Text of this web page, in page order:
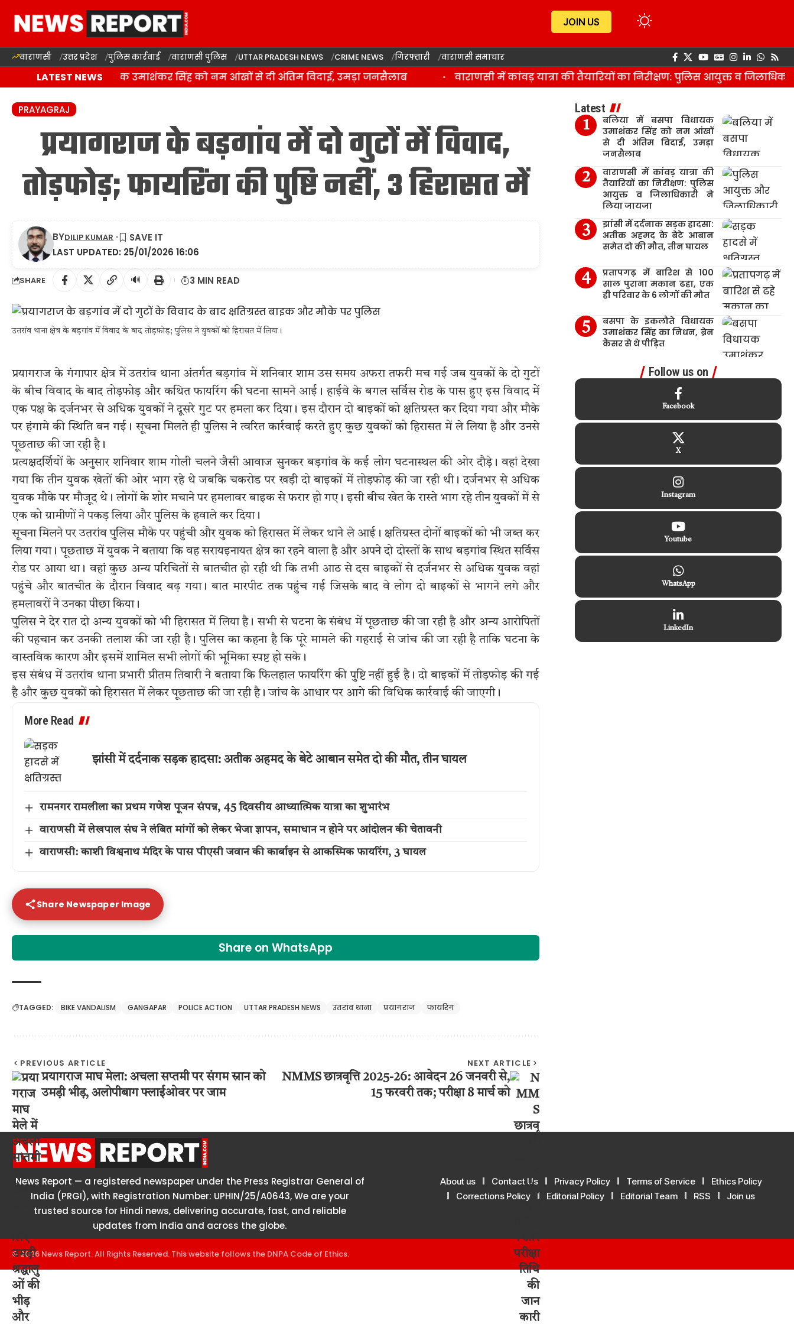
JOIN US
वाराणसी उत्तर प्रदेश पुलिस कार्रवाई वाराणसी पुलिस UTTAR PRADESH NEWS CRIME NEWS गिरफ्तारी वाराणसी समाचार
LATEST NEWS
बलिया में बसपा विधायक उमाशंकर सिंह को नम आंखों से दी अंतिम विदाई, उमड़ा जनसैलाब वाराणसी में कांवड़ यात्रा की तैयारियों का निरीक्षण: पुलिस आयुक्त व जिलाधिकारी
PRAYAGRAJ
प्रयागराज के बड़गांव में दो गुटों में विवाद,
तोड़फोड़; फायरिंग की पुष्टि नहीं, 3 हिरासत में
LAST UPDATED: 25/01/2026 16:06
BYDILIP KUMAR
SHARE 🔊 3 MIN READ
उतरांव थाना क्षेत्र के बड़गांव में विवाद के बाद तोड़फोड़; पुलिस ने युवकों को हिरासत में लिया।
प्रयागराज के गंगापार क्षेत्र में उतरांव थाना अंतर्गत बड़गांव में शनिवार शाम उस समय अफरा तफरी मच गई जब युवकों के दो गुटों
के बीच विवाद के बाद तोड़फोड़ और कथित फायरिंग की घटना सामने आई। हाईवे के बगल सर्विस रोड के पास हुए इस विवाद में
एक पक्ष के दर्जनभर से अधिक युवकों ने दूसरे गुट पर हमला कर दिया। इस दौरान दो बाइकों को क्षतिग्रस्त कर दिया गया और मौके
पर हंगामे की स्थिति बन गई। सूचना मिलते ही पुलिस ने त्वरित कार्रवाई करते हुए कुछ युवकों को हिरासत में ले लिया है और उनसे
पूछताछ की जा रही है।
प्रत्यक्षदर्शियों के अनुसार शनिवार शाम गोली चलने जैसी आवाज सुनकर बड़गांव के कई लोग घटनास्थल की ओर दौड़े। वहां देखा
गया कि तीन युवक खेतों की ओर भाग रहे थे जबकि चकरोड पर खड़ी दो बाइकों में तोड़फोड़ की जा रही थी। दर्जनभर से अधिक
युवक मौके पर मौजूद थे। लोगों के शोर मचाने पर हमलावर बाइक से फरार हो गए। इसी बीच खेत के रास्ते भाग रहे तीन युवकों में से
एक को ग्रामीणों ने पकड़ लिया और पुलिस के हवाले कर दिया।
सूचना मिलने पर उतरांव पुलिस मौके पर पहुंची और युवक को हिरासत में लेकर थाने ले आई। क्षतिग्रस्त दोनों बाइकों को भी जब्त कर
लिया गया। पूछताछ में युवक ने बताया कि वह सरायइनायत क्षेत्र का रहने वाला है और अपने दो दोस्तों के साथ बड़गांव स्थित सर्विस
रोड पर आया था। वहां कुछ अन्य परिचितों से बातचीत हो रही थी कि तभी आठ से दस बाइकों से दर्जनभर से अधिक युवक वहां
पहुंचे और बातचीत के दौरान विवाद बढ़ गया। बात मारपीट तक पहुंच गई जिसके बाद वे लोग दो बाइकों से भागने लगे और
हमलावरों ने उनका पीछा किया।
पुलिस ने देर रात दो अन्य युवकों को भी हिरासत में लिया है। सभी से घटना के संबंध में पूछताछ की जा रही है और अन्य आरोपितों
की पहचान कर उनकी तलाश की जा रही है। पुलिस का कहना है कि पूरे मामले की गहराई से जांच की जा रही है ताकि घटना के
वास्तविक कारण और इसमें शामिल सभी लोगों की भूमिका स्पष्ट हो सके।
इस संबंध में उतरांव थाना प्रभारी प्रीतम तिवारी ने बताया कि फिलहाल फायरिंग की पुष्टि नहीं हुई है। दो बाइकों में तोड़फोड़ की गई
है और कुछ युवकों को हिरासत में लेकर पूछताछ की जा रही है। जांच के आधार पर आगे की विधिक कार्रवाई की जाएगी।
More Read
झांसी में दर्दनाक सड़क हादसा: अतीक अहमद के बेटे आबान समेत दो की मौत, तीन घायल
रामनगर रामलीला का प्रथम गणेश पूजन संपन्न, 45 दिवसीय आध्यात्मिक यात्रा का शुभारंभ
वाराणसी में लेखपाल संघ ने लंबित मांगों को लेकर भेजा ज्ञापन, समाधान न होने पर आंदोलन की चेतावनी
वाराणसी: काशी विश्वनाथ मंदिर के पास पीएसी जवान की कार्बाइन से आकस्मिक फायरिंग, 3 घायल
Share Newspaper Image
Share on WhatsApp
TAGGED: BIKE VANDALISM GANGAPAR POLICE ACTION UTTAR PRADESH NEWS उतरांव थाना प्रयागराज फायरिंग
PREVIOUS ARTICLE
प्रयागराज माघ मेला: अचला सप्तमी पर संगम स्नान को
उमड़ी भीड़, अलोपीबाग फ्लाईओवर पर जाम
NEXT ARTICLE
NMMS छात्रवृत्ति 2025-26: आवेदन 26 जनवरी से,
15 फरवरी तक; परीक्षा 8 मार्च को
Latest
बलिया में बसपा विधायक
उमाशंकर सिंह को नम आंखों
से दी अंतिम विदाई, उमड़ा
जनसैलाब
वाराणसी में कांवड़ यात्रा की
तैयारियों का निरीक्षण: पुलिस
आयुक्त व जिलाधिकारी ने
लिया जायजा
झांसी में दर्दनाक सड़क हादसा:
अतीक अहमद के बेटे आबान
समेत दो की मौत, तीन घायल
प्रतापगढ़ में बारिश से 100
साल पुराना मकान ढहा, एक
ही परिवार के 6 लोगों की मौत
बसपा के इकलौते विधायक
उमाशंकर सिंह का निधन, ब्रेन
कैंसर से थे पीड़ित
Follow us on
Facebook
X
Instagram
Youtube
WhatsApp
LinkedIn
News Report — a registered newspaper under the Press Registrar General of
India (PRGI), with Registration Number: UPHIN/25/A0643, We are your
trusted source for Hindi news, delivering accurate, fast, and reliable
updates from India and across the globe.
About us Contact Us Privacy Policy Terms of Service
Ethics Policy
Corrections Policy
Editorial Policy Editorial Team RSS Join us
© 2026 News Report. All Rights Reserved. This website follows the DNPA Code of Ethics.